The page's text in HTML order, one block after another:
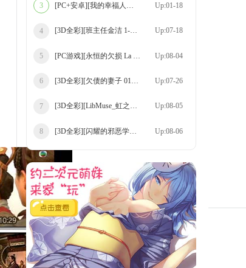
3 [PC+安卓][我的幸福人生 My Happy Life v1. Up:01-18
4 [3D全彩][班主任金洁 1-4 合集][463P/258MB Up:07-18
5 [PC游戏][永恒的欠损 La Vitalis Immortal Up:08-04
6 [3D全彩][欠债的妻子 01-02 合集][111P/182 Up:07-26
7 [3D全彩][LibMuse_虹之系列 00-12 合集][14 Up:08-05
8 [3D全彩][闪耀的邪恶学生 01-02 合集][211P Up:08-06